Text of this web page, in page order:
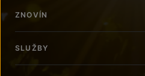
ZNOVÍN
SLUŽBY